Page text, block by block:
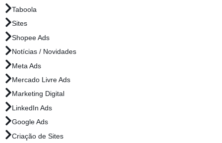
Taboola
Sites
Shopee Ads
Notícias / Novidades
Meta Ads
Mercado Livre Ads
Marketing Digital
LinkedIn Ads
Google Ads
Criação de Sites